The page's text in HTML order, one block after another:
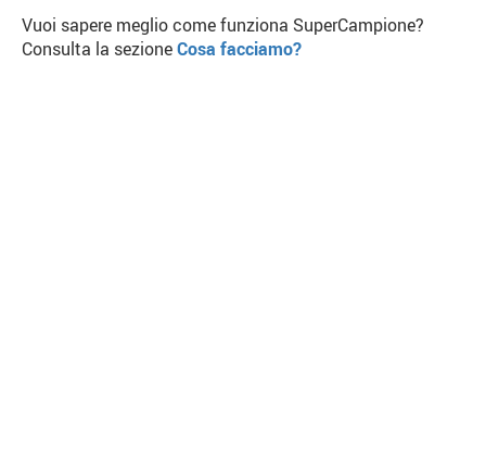
Vuoi sapere meglio come funziona SuperCampione?
Consulta la sezioneCosa facciamo?